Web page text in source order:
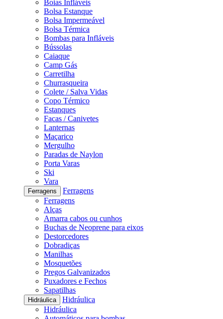
Boias Infláveis
Bolsa Estanque
Bolsa Impermeável
Bolsa Térmica
Bombas para Infláveis
Bússolas
Caiaque
Camp Gás
Carretilha
Churrasqueira
Colete / Salva Vidas
Copo Térmico
Estanques
Facas / Canivetes
Lanternas
Maçarico
Mergulho
Paradas de Naylon
Porta Varas
Ski
Vara
Ferragens
Ferragens
Ferragens
Alças
Amarra cabos ou cunhos
Buchas de Neoprene para eixos
Destorcedores
Dobradiças
Manilhas
Mosquetões
Pregos Galvanizados
Puxadores e Fechos
Sapatilhas
Hidráulica
Hidráulica
Hidráulica